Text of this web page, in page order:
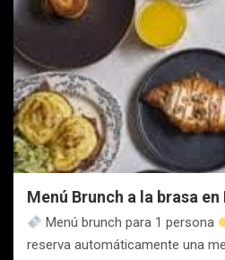
Menú Brunch a la brasa
Menú brunch para 1 persona
reserva automáticamente una